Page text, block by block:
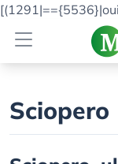
Sciopero